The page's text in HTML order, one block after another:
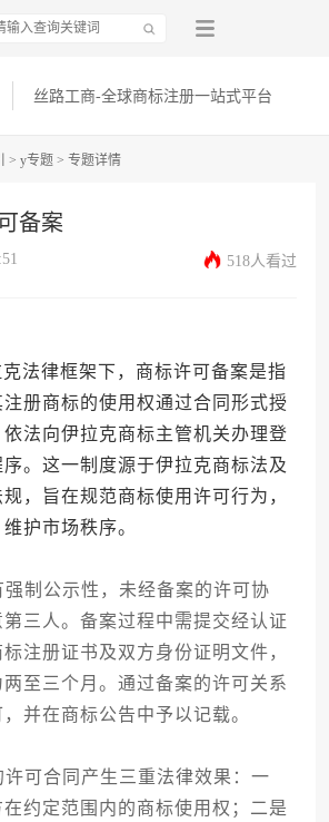
丝路工商-全球商标注册一站式平台
> y专题 > 专题详情
备案
518人看过
律框架下，商标许可备案是指
册商标的使用权通过合同形式授
法向伊拉克商标主管机关办理登
。这一制度源于伊拉克商标法及
，旨在规范商标使用许可行为，
护市场秩序。
公示性，未经备案的许可协
三人。备案过程中需提交经认证
注册证书及双方身份证明文件，
至三个月。通过备案的许可关系
并在商标公告中予以记载。
合同产生三重法律效果：一
约定范围内的商标使用权；二是